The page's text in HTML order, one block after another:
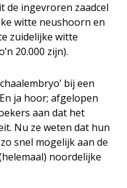
de ingevroren zaadcel
witte neushoorn en
zuidelijke witte
20.000 zijn).
bij een
ja hoor; afgelopen
aan dat het
Nu ze weten dat hun
snel mogelijk aan de
noordelijke